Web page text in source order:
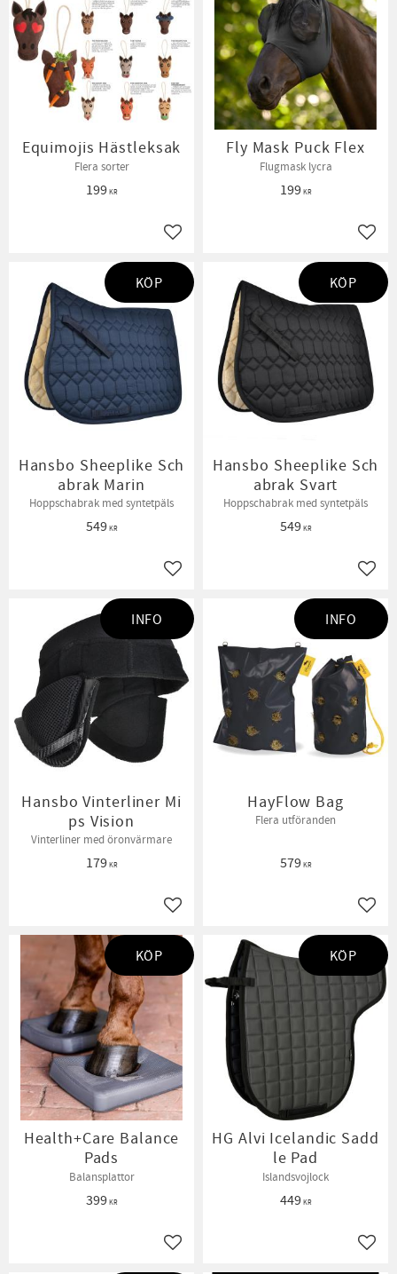
Equimojis Hästleksak
Flera sorter
199KR
Lägg till i favoriter
Fly Mask Puck Flex
Flugmask lycra
199KR
Hansbo Sheeplike Sch
abrak Marin
Hoppschabrak med syntetpäls
549KR
Lägg till i favoriter
KÖP
Hansbo Sheeplike Sch
abrak Svart
Hoppschabrak med syntetpäls
549KR
KÖP
Hansbo Vinterliner Mi
ps Vision
Vinterliner med öronvärmare
179KR
Lägg till i favoriter
INFO
HayFlow Bag
Flera utföranden
579KR
INFO
Health+Care Balance
Pads
Balansplattor
399KR
Lägg till i favoriter
KÖP
HG Alvi Icelandic Sadd
le Pad
Islandsvojlock
449KR
KÖP